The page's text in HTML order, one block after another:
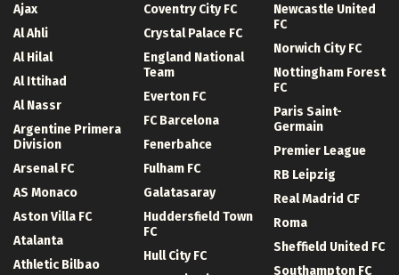
Ajax
Al Ahli
Al Hilal
Al Ittihad
Al Nassr
Argentine Primera
Division
Arsenal FC
AS Monaco
Aston Villa FC
Atalanta
Athletic Bilbao
Coventry City FC
Crystal Palace FC
England National
Team
Everton FC
FC Barcelona
Fenerbahce
Fulham FC
Galatasaray
Huddersfield Town
FC
Hull City FC
Newcastle United
FC
Norwich City FC
Nottingham Forest
FC
Paris Saint-
Germain
Premier League
RB Leipzig
Real Madrid CF
Roma
Sheffield United FC
Southampton FC